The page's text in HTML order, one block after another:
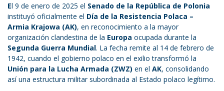
El 9 de enero de 2025 el Senado de la República de Polonia
instituyó oficialmente el Día de la Resistencia Polaca –
Armia Krajowa (AK), en reconocimiento a la mayor
organización clandestina de la Europa ocupada durante la
Segunda Guerra Mundial. La fecha remite al 14 de febrero de
1942, cuando el gobierno polaco en el exilio transformó la
Unión para la Lucha Armada (ZWZ) en el AK, consolidando
así una estructura militar subordinada al Estado polaco legítimo.